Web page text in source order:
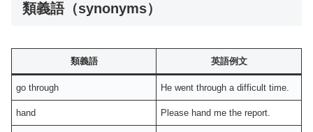
類義語（synonyms）
類義語 英語例文
go through He went through a difficult time.
hand Please hand me the report.